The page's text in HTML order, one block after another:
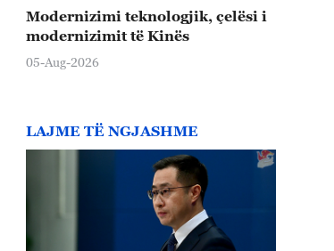
Modernizimi teknologjik, çelësi i
modernizimit të Kinës
05-Aug-2026
LAJME TË NGJASHME